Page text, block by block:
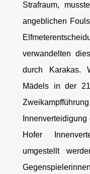
Strafraum,
angeblichen
verwandelten
durch Karakas.
Mädels in der
Hofer
umgestellt